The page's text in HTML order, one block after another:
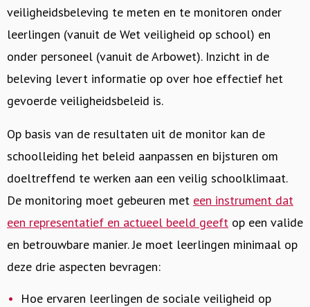
veiligheidsbeleving te meten en te monitoren onder
leerlingen (vanuit de Wet veiligheid op school) en
onder personeel (vanuit de Arbowet). Inzicht in de
beleving levert informatie op over hoe effectief het
gevoerde veiligheidsbeleid is.
Op basis van de resultaten uit de monitor kan de
schoolleiding het beleid aanpassen en bijsturen om
doeltreffend te werken aan een veilig schoolklimaat.
De monitoring moet gebeuren met een instrument dat
een representatief en actueel beeld geeft op een valide
en betrouwbare manier. Je moet leerlingen minimaal op
deze drie aspecten bevragen:
Hoe ervaren leerlingen de sociale veiligheid op